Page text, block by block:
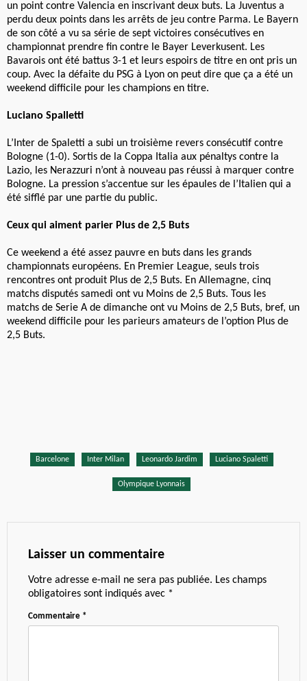
un point contre Valencia en inscrivant deux buts. La Juventus a
perdu deux points dans les arrêts de jeu contre Parma. Le Bayern
de son côté a vu sa série de sept victoires consécutives en
championnat prendre fin contre le Bayer Leverkusent. Les
Bavarois ont été battus 3-1 et leurs espoirs de titre en ont pris un
coup. Avec la défaite du PSG à Lyon on peut dire que ça a été un
weekend difficile pour les champions en titre.
Luciano Spalletti
L’Inter de Spaletti a subi un troisième revers consécutif contre
Bologne (1-0). Sortis de la Coppa Italia aux pénaltys contre la
Lazio, les Nerazzuri n’ont à nouveau pas réussi à marquer contre
Bologne. La pression s’accentue sur les épaules de l’Italien qui a
été sifflé par une partie du public.
Ceux qui aiment parier Plus de 2,5 Buts
Ce weekend a été assez pauvre en buts dans les grands
championnats européens. En Premier League, seuls trois
rencontres ont produit Plus de 2,5 Buts. En Allemagne, cinq
matchs disputés samedi ont vu Moins de 2,5 Buts. Tous les
matchs de Serie A de dimanche ont vu Moins de 2,5 Buts, bref, un
weekend difficile pour les parieurs amateurs de l’option Plus de
2,5 Buts.
Barcelone Inter Milan Leonardo Jardim Luciano Spaletti
Olympique Lyonnais
Laisser un commentaire
Votre adresse e-mail ne sera pas publiée. Les champs
obligatoires sont indiqués avec *
Commentaire *